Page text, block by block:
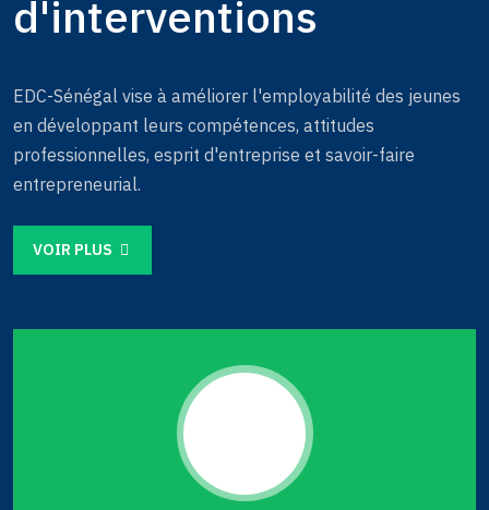
d'interventions
EDC-Sénégal vise à améliorer l'employabilité des jeunes
en développant leurs compétences, attitudes
professionnelles, esprit d'entreprise et savoir-faire
entrepreneurial.
VOIR PLUS